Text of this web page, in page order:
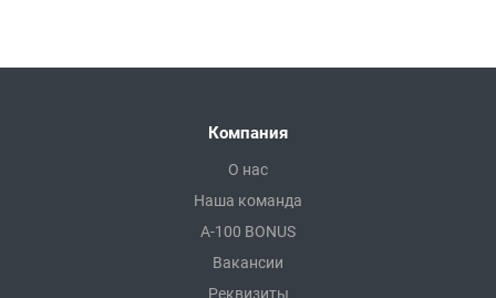
Компания
О нас
Наша команда
A-100 BONUS
Вакансии
Реквизиты